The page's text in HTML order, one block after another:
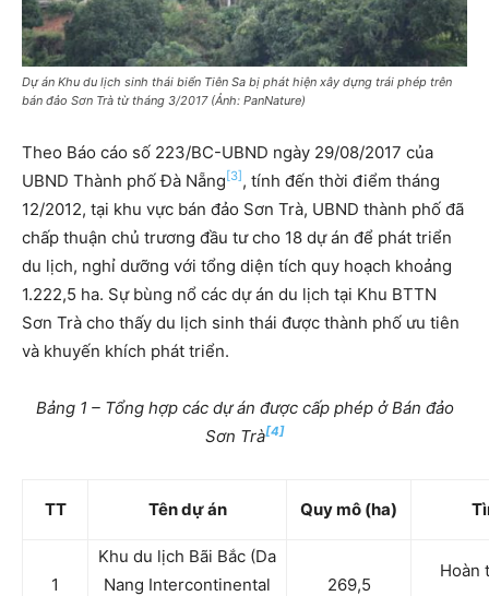
Dự án Khu du lịch sinh thái biển Tiên Sa bị phát hiện xây dựng trái phép trên
bán đảo Sơn Trà từ tháng 3/2017 (Ảnh: PanNature)
Theo Báo cáo số 223/BC-UBND ngày 29/08/2017 của
UBND Thành phố Đà Nẵng [3] , tính đến thời điểm tháng
12/2012, tại khu vực bán đảo Sơn Trà, UBND thành phố đã
chấp thuận chủ trương đầu tư cho 18 dự án để phát triển
du lịch, nghỉ dưỡng với tổng diện tích quy hoạch khoảng
1.222,5 ha. Sự bùng nổ các dự án du lịch tại Khu BTTN
Sơn Trà cho thấy du lịch sinh thái được thành phố ưu tiên
và khuyến khích phát triển.
Bảng 1 – Tổng hợp các dự án được cấp phép ở Bán đảo
Sơn Trà[4]
TT Tên dự án Quy mô (ha)
1
Khu du lịch Bãi Bắc (Da
Nang Intercontinental
269,5
Hoàn